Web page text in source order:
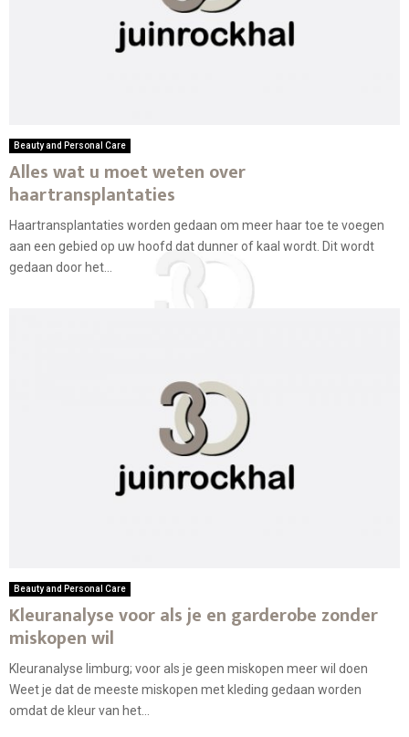
Beauty and Personal Care
Alles wat u moet weten over
haartransplantaties
Haartransplantaties worden gedaan om meer haar toe te voegen
aan een gebied op uw hoofd dat dunner of kaal wordt. Dit wordt
gedaan door het...
Beauty and Personal Care
Kleuranalyse voor als je en garderobe zonder
miskopen wil
Kleuranalyse limburg; voor als je geen miskopen meer wil doen
Weet je dat de meeste miskopen met kleding gedaan worden
omdat de kleur van het...